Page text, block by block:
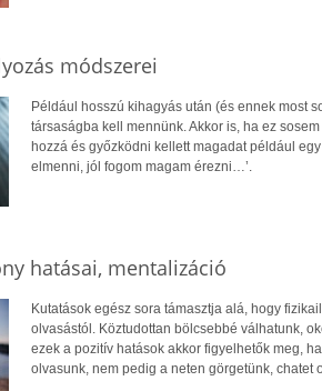
módszerei
Például hosszú kihagyás után (és ennek most
társaságba kell mennünk. Akkor is, ha ez
hozzá és győzködni kellett magadat például
elmenni, jól fogom magam érezni…’.
hatásai, mentalizáció
Kutatások egész sora támasztja alá, hogy
olvasástól. Köztudottan bölcsebbé válhatunk,
ezek a pozitív hatások akkor figyelhetők meg,
olvasunk, nem pedig a neten görgetünk,